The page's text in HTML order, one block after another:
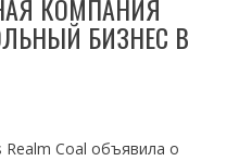
КОМПАНИЯ
БИЗНЕС В
Realm Coal объявила о